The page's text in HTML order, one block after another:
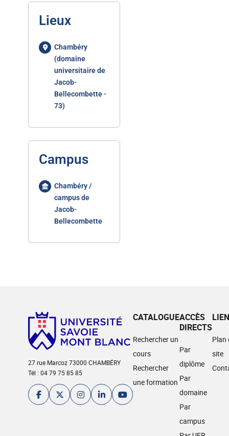
Lieux
Chambéry
(domaine
universitaire de
Jacob-
Bellecombette -
73)
Campus
Chambéry /
campus de
Jacob-
Bellecombette
27 rue Marcoz 73000 CHAMBÉRY
Tél : 04 79 75 85 85
CATALOGUE
Rechercher un
cours
Rechercher
une formation
ACCÈS
DIRECTS
Par
diplôme
Par
domaine
Par
campus
Plan
site